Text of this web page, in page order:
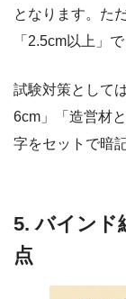
となります。た
「2.5cm以上」
試験対策として
6cm」「造営材
字をセットで暗
5. バインド
点